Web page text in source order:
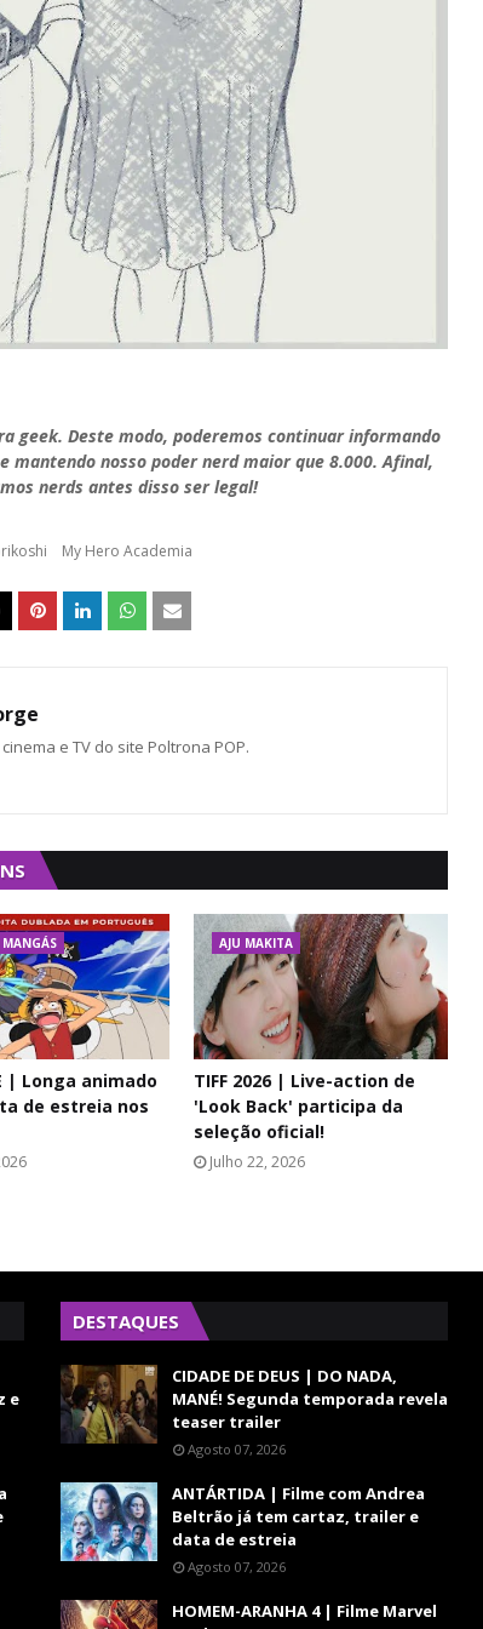
geek. Deste modo, poderemos continuar informando
mantendo nosso poder nerd maior que 8.000. Afinal,
nerds antes disso ser legal!
My Hero Academia
e TV do site Poltrona POP.
| Longa animado
de estreia nos
AJU MAKITA
TIFF 2026 | Live-action de
'Look Back' participa da
seleção oficial!
Julho 22, 2026
e
DESTAQUES
CIDADE DE DEUS | DO NADA,
MANÉ! Segunda temporada revela
teaser trailer
Agosto 07, 2026
ANTÁRTIDA | Filme com Andrea
Beltrão já tem cartaz, trailer e
data de estreia
Agosto 07, 2026
HOMEM-ARANHA 4 | Filme Marvel